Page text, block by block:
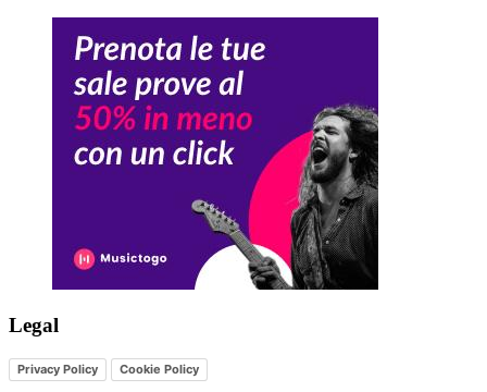
Legal
Privacy Policy Cookie Policy